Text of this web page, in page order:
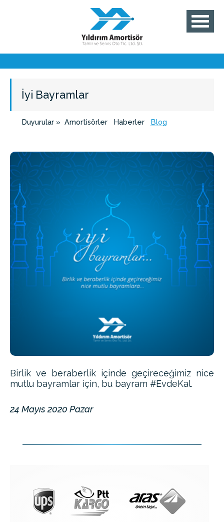
İyi Bayramlar
Duyurular » Amortisörler Haberler Blog
Birlik ve beraberlik içinde geçireceğimiz nice
mutlu bayramlar için, bu bayram #EvdeKal.
24 Mayıs 2020 Pazar